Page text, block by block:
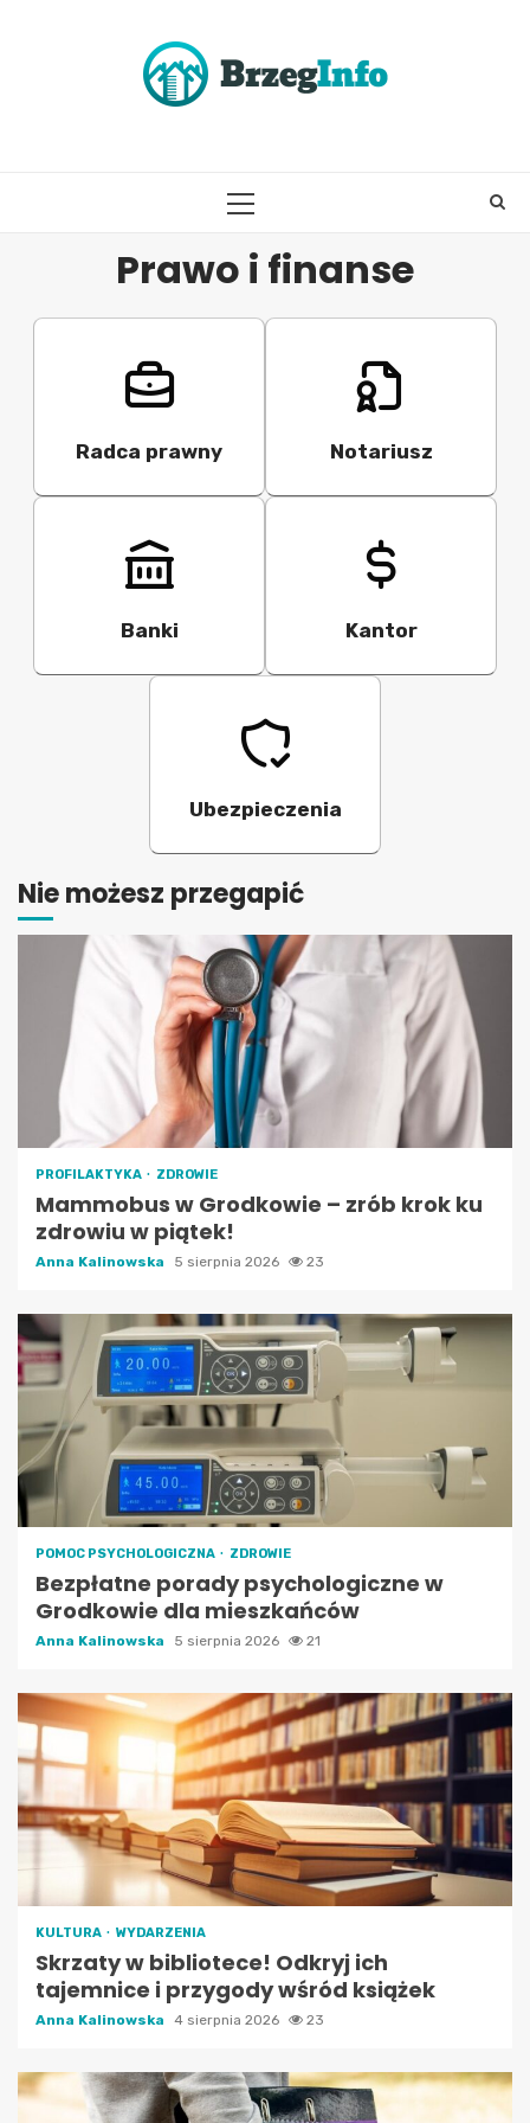
PRIMARY
Prawo i finanse
Radca prawny Notariusz
Banki Kantor
Ubezpieczenia
Nie możesz przegapić
PROFILAKTYKA ZDROWIE
Mammobus w Grodkowie – zrób krok ku
zdrowiu w piątek!
Anna Kalinowska 5 sierpnia 2026 23
POMOC PSYCHOLOGICZNA ZDROWIE
Bezpłatne porady psychologiczne w
Grodkowie dla mieszkańców
Anna Kalinowska 5 sierpnia 2026 21
KULTURA WYDARZENIA
Skrzaty w bibliotece! Odkryj ich
tajemnice i przygody wśród książek
Anna Kalinowska 4 sierpnia 2026 23